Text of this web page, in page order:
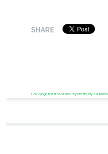
SHARE
FaLang translation system by Faboba